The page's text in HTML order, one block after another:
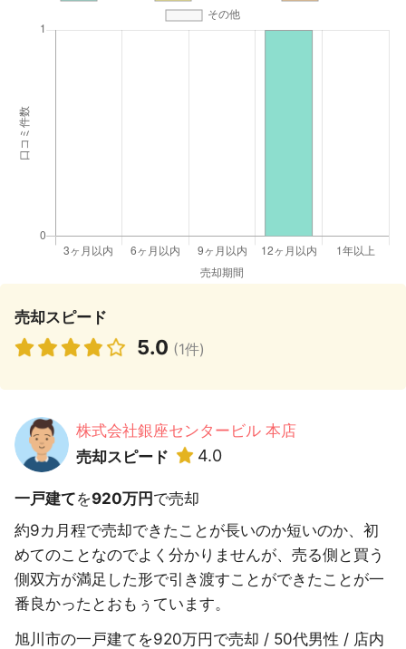
売却スピード
5.0 (1件)
株式会社銀座センタービル 本店
売却スピード
4.0
一戸建てを920万円で売却
約9カ月程で売却できたことが長いのか短いのか、初
めてのことなのでよく分かりませんが、売る側と買う
側双方が満足した形で引き渡すことができたことが一
番良かったとおもぅています。
旭川市の一戸建てを920万円で売却 / 50代男性 / 店内